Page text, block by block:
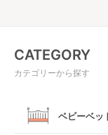
ベビー用
レンタ
介！
コストコはベ
CATEGORY
カテゴリーから探す
ベビーベッ